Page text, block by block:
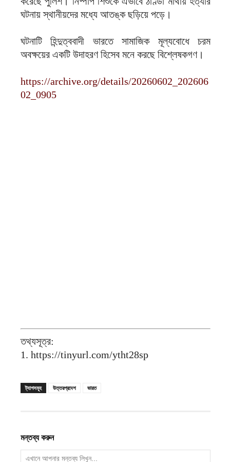
ঘটনায় স্থানীয়দের মধ্যে আতঙ্ক ছড়িয়ে পড়ে।
ঘটনাটি হিন্দুত্ববাদী ভারতে সামাজিক মূল্যবোধে চরম
অবক্ষয়ের একটি উদাহরণ হিসেব মনে করছে বিশ্লেষকগণ।
https://archive.org/details/20260602_202606
02_0905
তথ্যসূত্র:
1. https://tinyurl.com/ytht28sp
ট্যাগসমূহ উত্তরপ্রদেশ ভারত
মন্তব্য করুন